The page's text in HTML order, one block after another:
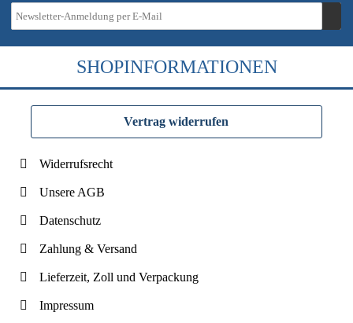
SHOPINFORMATIONEN
Vertrag widerrufen
Widerrufsrecht
Unsere AGB
Datenschutz
Zahlung & Versand
Lieferzeit, Zoll und Verpackung
Impressum